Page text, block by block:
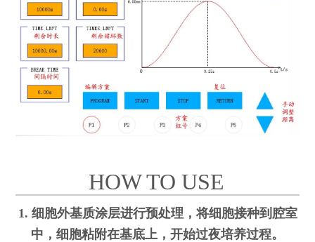
HOW TO USE
1. 细胞外基质涂层进行预处理，将细胞接种到腔室
中，细胞粘附在基底上，开始过夜培养过程。